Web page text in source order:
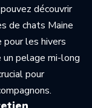
découvrir
de chats Maine
pour les hivers
un pelage mi-long
pour